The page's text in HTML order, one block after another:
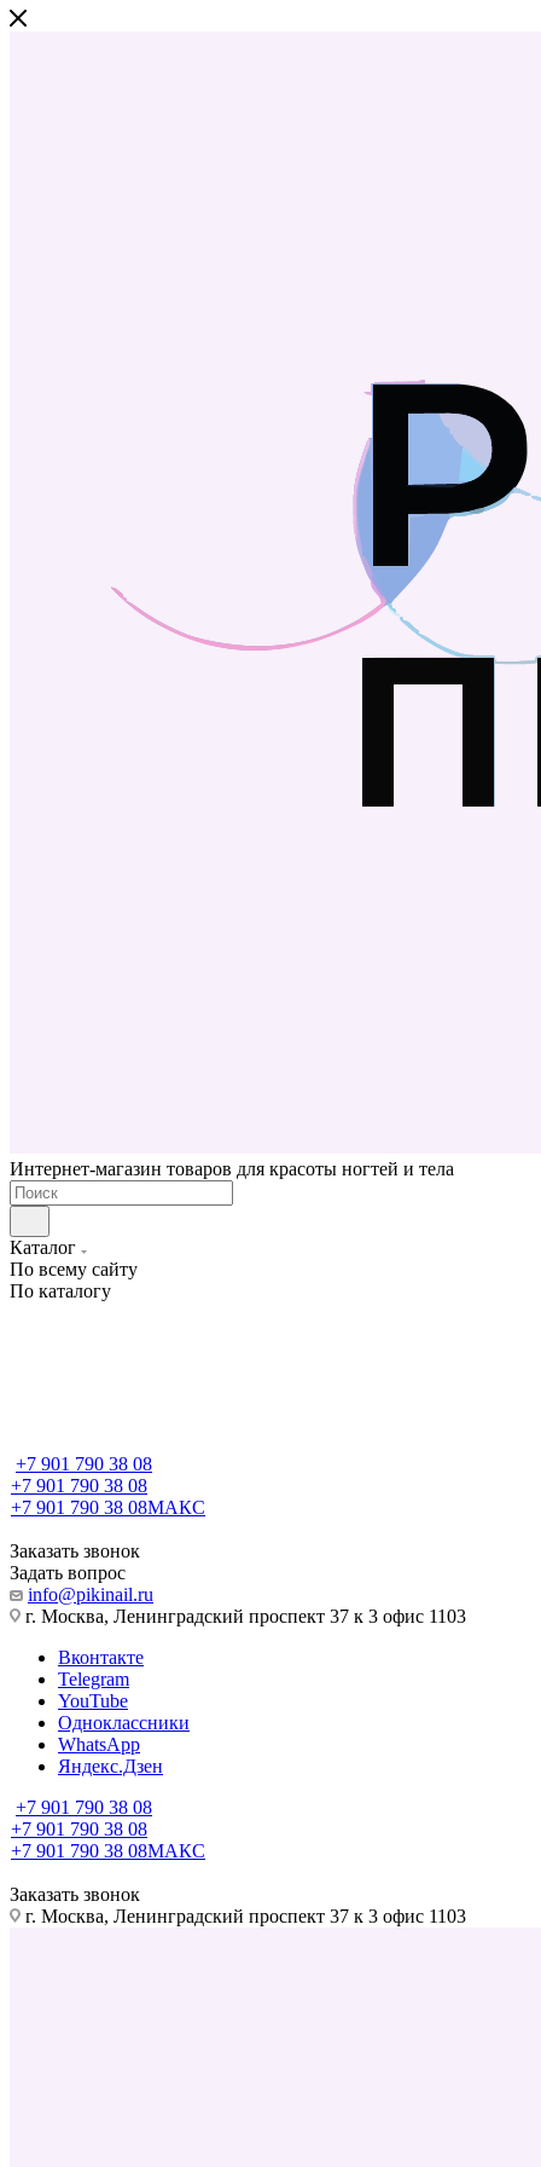
Интернет-магазин товаров для красоты ногтей и тела
Каталог
По всему сайту
По каталогу
+7 901 790 38 08
+7 901 790 38 08
+7 901 790 38 08МАКС
Заказать звонок
Задать вопрос
info@pikinail.ru
г. Москва, Ленинградский проспект 37 к 3 офис 1103
Вконтакте
Telegram
YouTube
Одноклассники
WhatsApp
Яндекс.Дзен
+7 901 790 38 08
+7 901 790 38 08
+7 901 790 38 08МАКС
Заказать звонок
г. Москва, Ленинградский проспект 37 к 3 офис 1103